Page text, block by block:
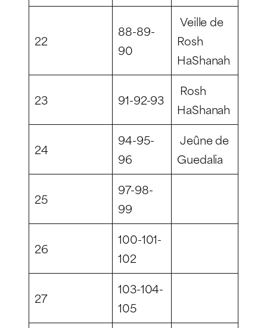
22
88-89-
90
Veille de
Rosh
HaShanah
23 91-92-93
Rosh
HaShanah
24
94-95-
96
Jeûne de
Guedalia
25
97-98-
99
26
100-101-
102
27
103-104-
105